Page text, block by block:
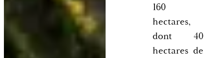
160
hectares,
dont 40
hectares de